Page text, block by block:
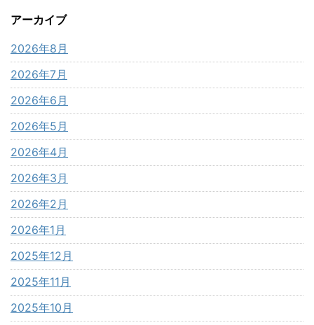
アーカイブ
2026年8月
2026年7月
2026年6月
2026年5月
2026年4月
2026年3月
2026年2月
2026年1月
2025年12月
2025年11月
2025年10月